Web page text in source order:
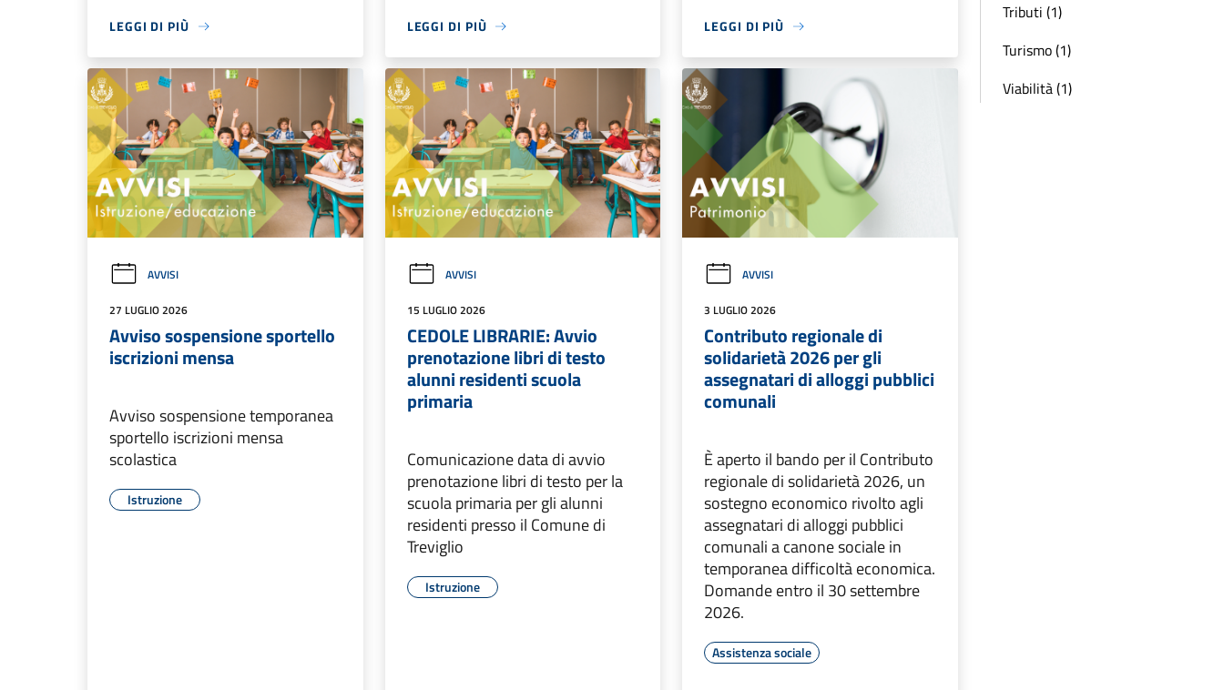
LEGGI DI PIÙ LEGGI DI PIÙ LEGGI DI PIÙ
AVVISI
27 LUGLIO 2026
Avviso sospensione sportello
iscrizioni mensa
Avviso sospensione temporanea
sportello iscrizioni mensa
scolastica
Istruzione
AVVISI
15 LUGLIO 2026
CEDOLE LIBRARIE: Avvio
prenotazione libri di testo
alunni residenti scuola
primaria
Comunicazione data di avvio
prenotazione libri di testo per la
scuola primaria per gli alunni
residenti presso il Comune di
Treviglio
Istruzione
AVVISI
3 LUGLIO 2026
Contributo regionale di
solidarietà 2026 per gli
assegnatari di alloggi pubblici
comunali
È aperto il bando per il Contributo
regionale di solidarietà 2026, un
sostegno economico rivolto agli
assegnatari di alloggi pubblici
comunali a canone sociale in
temporanea difficoltà economica.
Domande entro il 30 settembre
2026.
Assistenza sociale
Tributi (1)
Turismo (1)
Viabilità (1)